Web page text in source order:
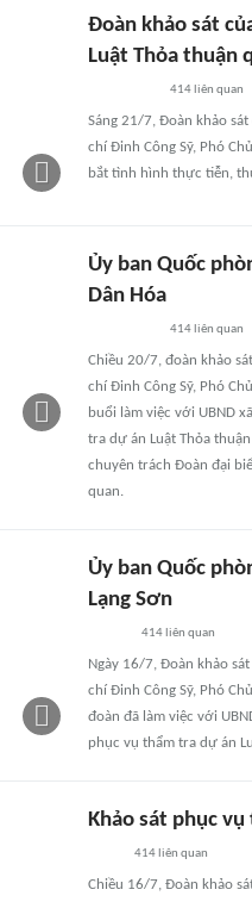
Đoàn khảo sát
Luật Thỏa thuận
414 liên quan
Sáng 21/7, Đoàn khảo
chí Đinh Công Sỹ, Phó
bắt tình hình thực tiễn,
Ủy ban Quốc
Dân Hóa
414 liên quan
Chiều 20/7, đoàn khảo
chí Đinh Công Sỹ, Phó
buổi làm việc với UBND
tra dự án Luật Thỏa
chuyên trách Đoàn đại
quan.
Ủy ban Quốc
Lạng Sơn
414 liên quan
Ngày 16/7, Đoàn khảo
chí Đinh Công Sỹ, Phó
đoàn đã làm việc với
phục vụ thẩm tra dự án
Khảo sát phục
414 liên quan
Chiều 16/7, Đoàn khảo